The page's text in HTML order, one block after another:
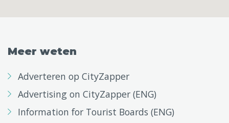
Meer weten
Adverteren op CityZapper
Advertising on CityZapper (ENG)
Information for Tourist Boards (ENG)